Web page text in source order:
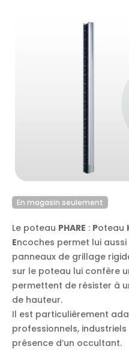
En magasin seulement
Le poteau PHARE : Poteau
Encoches permet lui
panneaux de grillage
sur le poteau lui confère
permettent de résister à
de hauteur.
Il est particulièrement
professionnels,
présence d’un occultant.